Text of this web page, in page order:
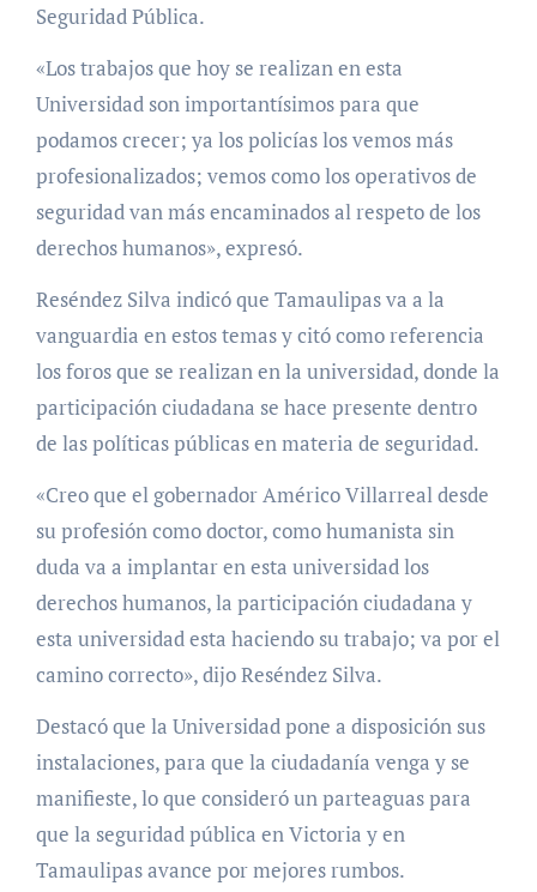
Seguridad Pública.
«Los trabajos que hoy se realizan en esta
Universidad son importantísimos para que
podamos crecer; ya los policías los vemos más
profesionalizados; vemos como los operativos de
seguridad van más encaminados al respeto de los
derechos humanos», expresó.
Reséndez Silva indicó que Tamaulipas va a la
vanguardia en estos temas y citó como referencia
los foros que se realizan en la universidad, donde la
participación ciudadana se hace presente dentro
de las políticas públicas en materia de seguridad.
«Creo que el gobernador Américo Villarreal desde
su profesión como doctor, como humanista sin
duda va a implantar en esta universidad los
derechos humanos, la participación ciudadana y
esta universidad esta haciendo su trabajo; va por el
camino correcto», dijo Reséndez Silva.
Destacó que la Universidad pone a disposición sus
instalaciones, para que la ciudadanía venga y se
manifieste, lo que consideró un parteaguas para
que la seguridad pública en Victoria y en
Tamaulipas avance por mejores rumbos.